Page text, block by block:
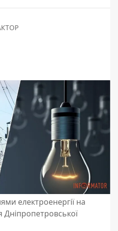
електроенергії на